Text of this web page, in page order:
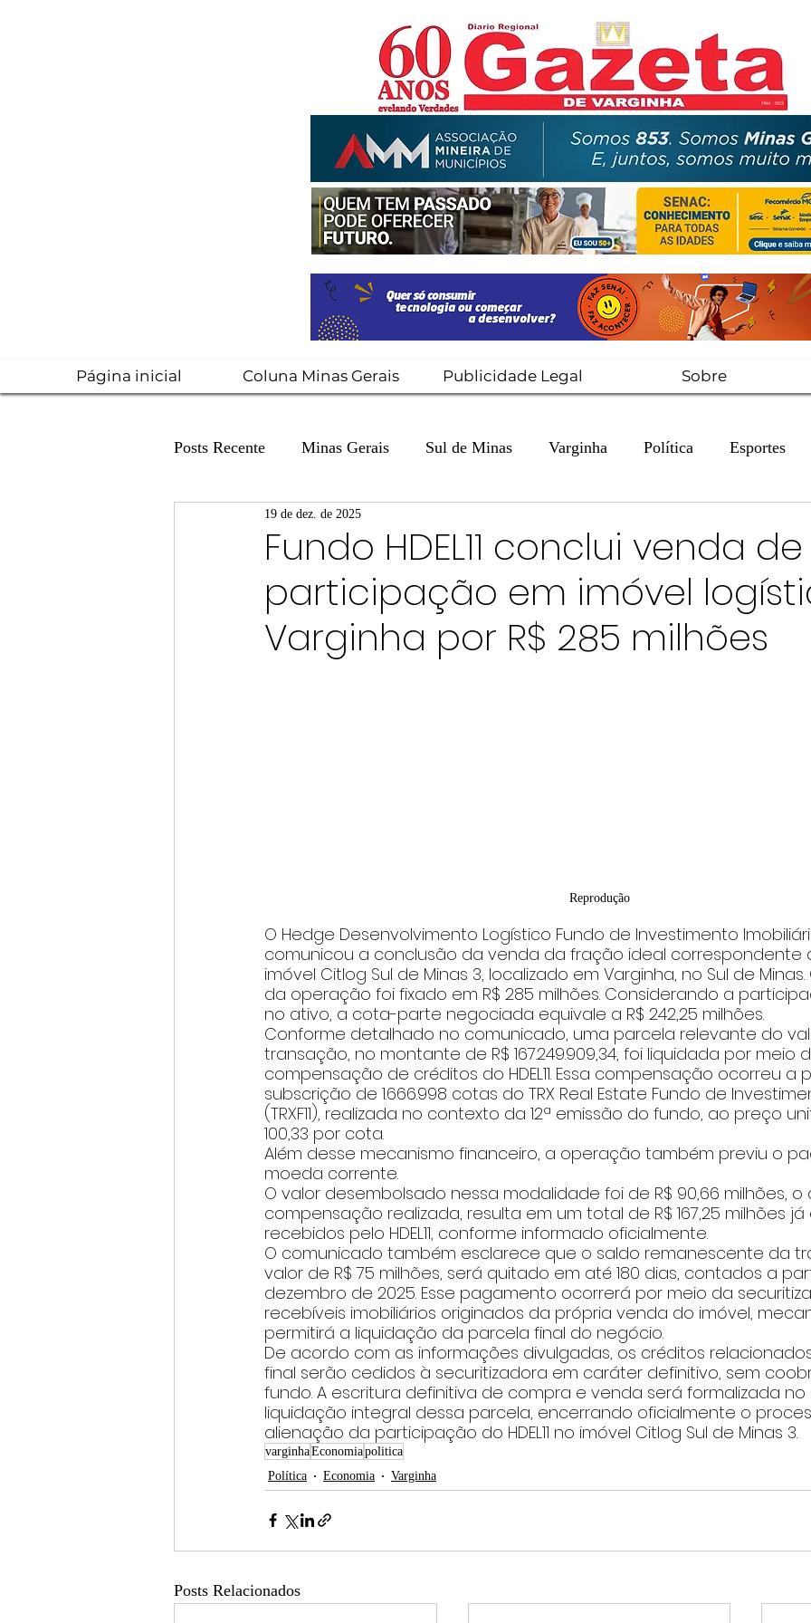
Página inicial Coluna Minas Gerais Publicidade Legal Sobre
Posts Recente Minas Gerais Sul de Minas Varginha Política Esportes
Coluna Fatos e Versões
Coluna: Agenda 21 Coluna: SindJori Internacional Coluna Jurídica
Post Recentes
Fundo HDEL11 conclui venda de
participação em imóvel
Varginha por R$ 285 milhões
19 de dez. de 2025
Reprodução
O Hedge Desenvolvimento Logístico Fundo de Investimento Imobiliário
comunicou a conclusão da venda da fração ideal correspondente
imóvel Citlog Sul de Minas 3, localizado em Varginha, no Sul de
da operação foi fixado em R$ 285 milhões. Considerando a
no ativo, a cota-parte negociada equivale a R$ 242,25 milhões.
Conforme detalhado no comunicado, uma parcela relevante do
transação, no montante de R$ 167.249.909,34, foi liquidada por meio
compensação de créditos do HDEL11. Essa compensação ocorreu a
subscrição de 1.666.998 cotas do TRX Real Estate Fundo de
(TRXF11), realizada no contexto da 12ª emissão do fundo, ao preço
100,33 por cota.
Além desse mecanismo financeiro, a operação também previu o
moeda corrente.
O valor desembolsado nessa modalidade foi de R$ 90,66 milhões,
compensação realizada, resulta em um total de R$ 167,25 milhões
recebidos pelo HDEL11, conforme informado oficialmente.
O comunicado também esclarece que o saldo remanescente da
valor de R$ 75 milhões, será quitado em até 180 dias, contados a
dezembro de 2025. Esse pagamento ocorrerá por meio da
recebíveis imobiliários originados da própria venda do imóvel,
permitirá a liquidação da parcela final do negócio.
De acordo com as informações divulgadas, os créditos
final serão cedidos à securitizadora em caráter definitivo, sem
fundo. A escritura definitiva de compra e venda será formalizada
liquidação integral dessa parcela, encerrando oficialmente o
alienação da participação do HDEL11 no imóvel Citlog Sul de Minas 3.
varginhaEconomiapolitica
Política
Economia Varginha
Posts Relacionados